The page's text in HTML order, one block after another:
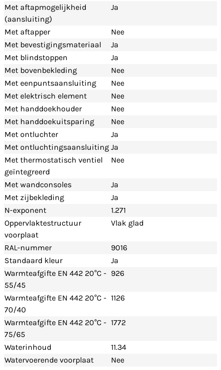
Met aftapmogelijkheid
(aansluiting)
Ja
Met aftapper
Nee
Met bevestigingsmateriaal
Ja
Met blindstoppen
Ja
Met bovenbekleding
Nee
Met eenpuntsaansluiting
Nee
Met elektrisch element
Nee
Met handdoekhouder
Nee
Met handdoekuitsparing
Nee
Met ontluchter
Ja
Met ontluchtingsaansluiting Ja
Met thermostatisch ventiel
geïntegreerd
Nee
Met wandconsoles
Ja
Met zijbekleding
Ja
N-exponent
1.271
Oppervlaktestructuur
voorplaat
Vlak glad
RAL-nummer
9016
Standaard kleur
Ja
Warmteafgifte EN 442 20°C -
55/45
926
Warmteafgifte EN 442 20°C -
70/40
1126
Warmteafgifte EN 442 20°C -
75/65
1772
Waterinhoud
11.34
Watervoerende voorplaat
Nee